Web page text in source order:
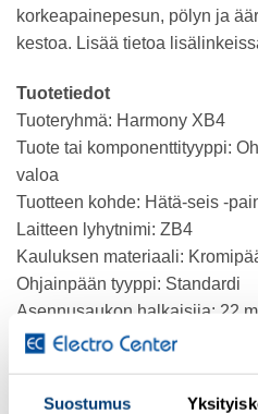
Suostumus
korkeapainepesun, pölyn ja
kestoa. Lisää tietoa
Tuotetiedot
Tuoteryhmä: Harmony XB4
Tuote tai komponenttityyppi:
valoa
Tuotteen kohde: Hätä-seis -
Laitteen lyhytnimi: ZB4
Kauluksen materiaali:
Ohjainpään tyyppi: Standardi
Asennusaukon halkaisija: 22
Ohjainpään tyyppi: Lukittuva
Ohjainpään profiili: Musta